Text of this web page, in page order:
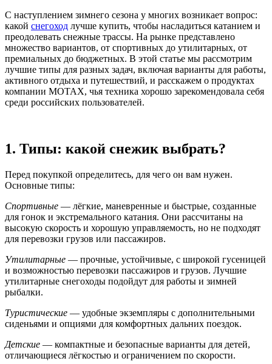
С наступлением зимнего сезона у многих возникает вопрос:
какой снегоход лучше купить, чтобы насладиться катанием и
преодолевать снежные трассы. На рынке представлено
множество вариантов, от спортивных до утилитарных, от
премиальных до бюджетных. В этой статье мы рассмотрим
лучшие типы для разных задач, включая варианты для работы,
активного отдыха и путешествий, и расскажем о продуктах
компании MOTAX, чья техника хорошо зарекомендовала себя
среди российских пользователей.
1. Типы: какой снежик выбрать?
Перед покупкой определитесь, для чего он вам нужен.
Основные типы:
Спортивные — лёгкие, маневренные и быстрые, созданные
для гонок и экстремального катания. Они рассчитаны на
высокую скорость и хорошую управляемость, но не подходят
для перевозки грузов или пассажиров.
Утилитарные — прочные, устойчивые, с широкой гусеницей
и возможностью перевозки пассажиров и грузов. Лучшие
утилитарные снегоходы подойдут для работы и зимней
рыбалки.
Туристические — удобные экземпляры с дополнительными
сиденьями и опциями для комфортных дальних поездок.
Детские — компактные и безопасные варианты для детей,
отличающиеся лёгкостью и ограничением по скорости.